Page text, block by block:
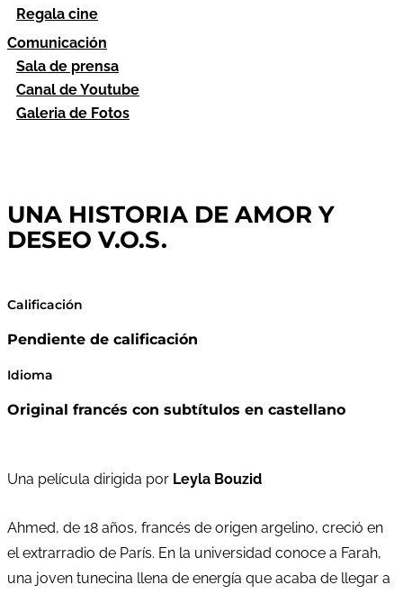
Regala cine
Comunicación
Sala de prensa
Canal de Youtube
Galeria de Fotos
UNA HISTORIA DE AMOR Y
DESEO V.O.S.
Calificación
Pendiente de calificación
Idioma
Original francés con subtítulos en castellano
Una película dirigida por Leyla Bouzid
Ahmed, de 18 años, francés de origen argelino, creció en
el extrarradio de París. En la universidad conoce a Farah,
una joven tunecina llena de energía que acaba de llegar a